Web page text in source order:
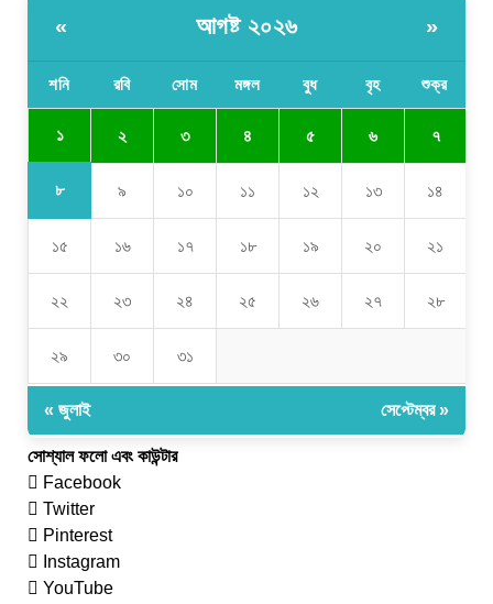
« আগষ্ট ২০২৬ »
শনি রবি সোম মঙ্গল বুধ বৃহ শুক্র
১ ২ ৩ ৪ ৫ ৬ ৭
৮ ৯ ১০ ১১ ১২ ১৩ ১৪
১৫ ১৬ ১৭ ১৮ ১৯ ২০ ২১
২২ ২৩ ২৪ ২৫ ২৬ ২৭ ২৮
২৯ ৩০ ৩১
« জুলাই সেপ্টেম্বর »
সোশ্যাল ফলো এবং কাউন্টার
Facebook
Twitter
Pinterest
Instagram
YouTube